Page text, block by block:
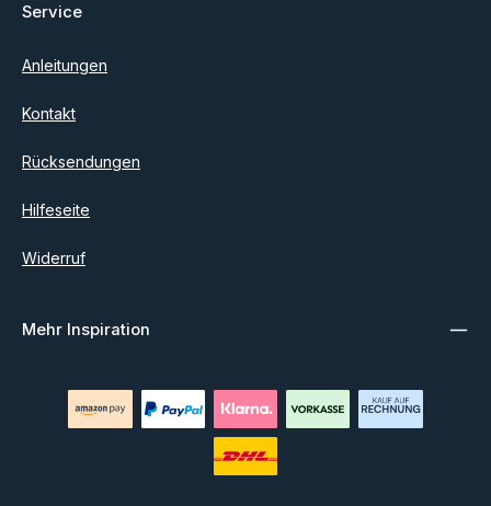
Service
Anleitungen
Kontakt
Rücksendungen
Hilfeseite
Widerruf
Mehr Inspiration